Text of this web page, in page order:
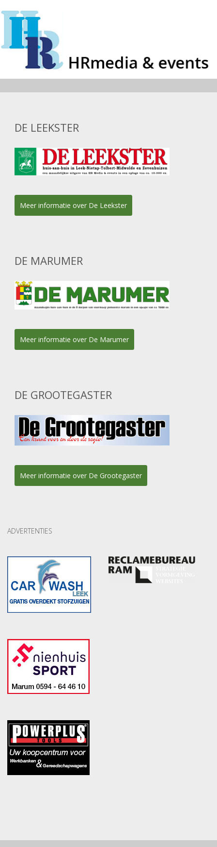
DE LEEKSTER
Meer informatie over De Leekster
DE MARUMER
Meer informatie over De Marumer
DE GROOTEGASTER
Meer informatie over De Grootegaster
ADVERTENTIES